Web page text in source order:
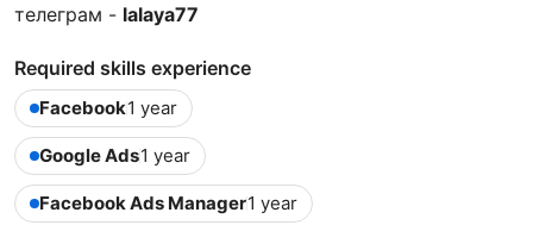
телеграм - lalaya77
Required skills experience
Facebook1 year
Google Ads1 year
Facebook Ads Manager1 year